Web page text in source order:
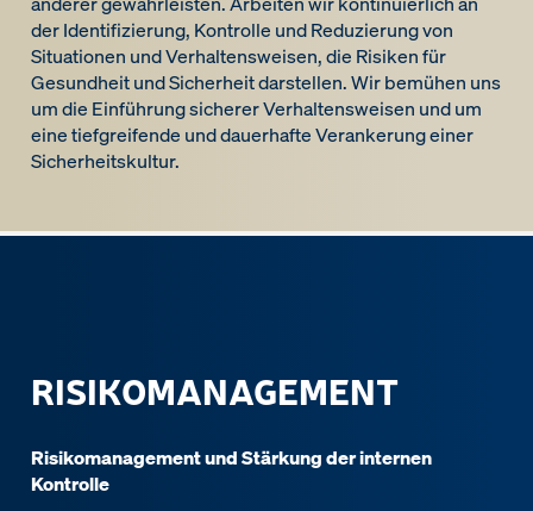
der Identifizierung, Kontrolle und Reduzierung von
Situationen und Verhaltensweisen, die Risiken für
Gesundheit und Sicherheit darstellen. Wir bemühen uns
um die Einführung sicherer Verhaltensweisen und um
eine tiefgreifende und dauerhafte Verankerung einer
Sicherheitskultur.
RISIKOMANAGEMENT
Risikomanagement und Stärkung der internen
Kontrolle